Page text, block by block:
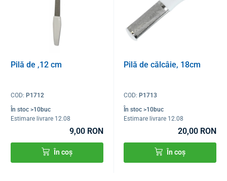
Pilă de ,12 cm
COD: P1712
În stoc >10buc
Estimare livrare 12.08
9,00 RON
În coș
Pilă de călcâie, 18cm
COD:P1713
În stoc >10buc
Estimare livrare 12.08
20,00 RON
În coș